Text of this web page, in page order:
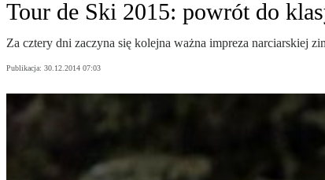
Tour de Ski 2015: powrót do
Za cztery dni zaczyna się kolejna ważna impreza narciarskiej
Publikacja: 30.12.2014 07:03